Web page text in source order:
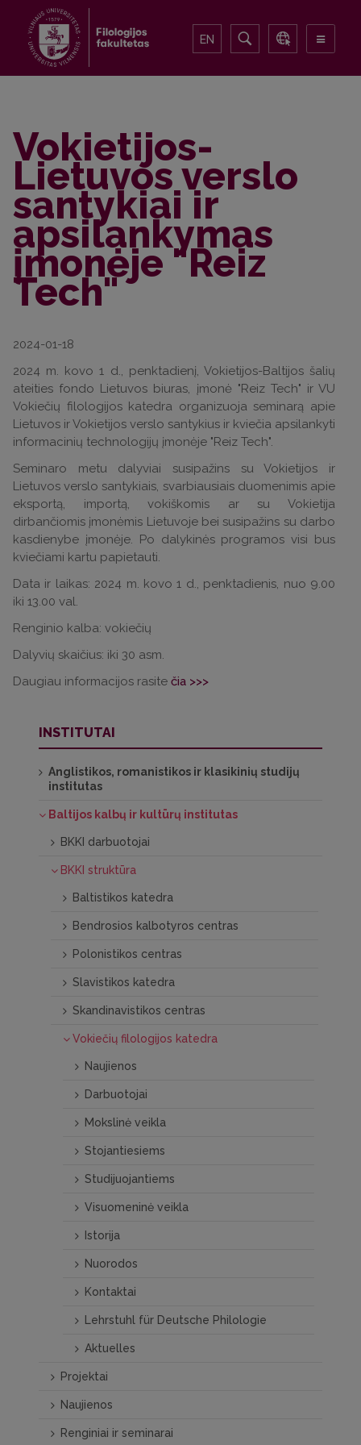
EN
Vokietijos-
Lietuvos verslo
santykiai ir
apsilankymas
įmonėje "Reiz
Tech"
2024-01-18
2024 m. kovo 1 d., penktadienį, Vokietijos-Baltijos šalių
ateities fondo Lietuvos biuras, įmonė "Reiz Tech" ir VU
Vokiečių filologijos katedra organizuoja seminarą apie
Lietuvos ir Vokietijos verslo santykius ir kviečia apsilankyti
informacinių technologijų įmonėje "Reiz Tech".
Seminaro metu dalyviai susipažins su Vokietijos ir
Lietuvos verslo santykiais, svarbiausiais duomenimis apie
eksportą, importą, vokiškomis ar su Vokietija
dirbančiomis įmonėmis Lietuvoje bei susipažins su darbo
kasdienybe įmonėje. Po dalykinės programos visi bus
kviečiami kartu papietauti.
Data ir laikas: 2024 m. kovo 1 d., penktadienis, nuo 9.00
iki 13.00 val.
Renginio kalba: vokiečių
Dalyvių skaičius: iki 30 asm.
Daugiau informacijos rasite čia >>>
INSTITUTAI
Anglistikos, romanistikos ir klasikinių studijų
institutas
Baltijos kalbų ir kultūrų institutas
BKKI darbuotojai
BKKI struktūra
Baltistikos katedra
Bendrosios kalbotyros centras
Polonistikos centras
Slavistikos katedra
Skandinavistikos centras
Vokiečių filologijos katedra
Naujienos
Darbuotojai
Mokslinė veikla
Stojantiesiems
Studijuojantiems
Visuomeninė veikla
Istorija
Nuorodos
Kontaktai
Lehrstuhl für Deutsche Philologie
Aktuelles
Projektai
Naujienos
Renginiai ir seminarai